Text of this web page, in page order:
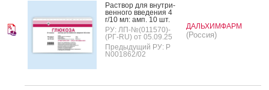
Рас­твор для внут­ри­
вен­но­го вве­дения 4
г/10 мл: амп. 10 шт.
РУ: ЛП-№(011570)-
(РГ-RU) от 05.09.25
Предыдущий РУ: Р
N001862/02
ДАЛЬХИМФАРМ
(Россия)